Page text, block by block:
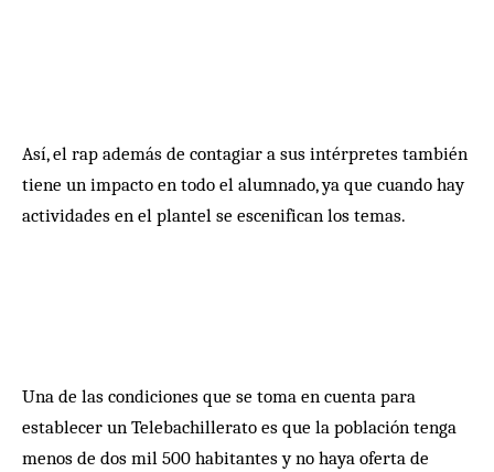
Así, el rap además de contagiar a sus intérpretes también
tiene un impacto en todo el alumnado, ya que cuando hay
actividades en el plantel se escenifican los temas.
Una de las condiciones que se toma en cuenta para
establecer un Telebachillerato es que la población tenga
menos de dos mil 500 habitantes y no haya oferta de